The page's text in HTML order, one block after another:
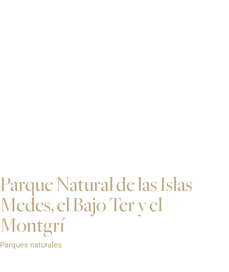
Parque Natural de las Islas
Medes, el Bajo Ter y el
Montgrí
Parques naturales